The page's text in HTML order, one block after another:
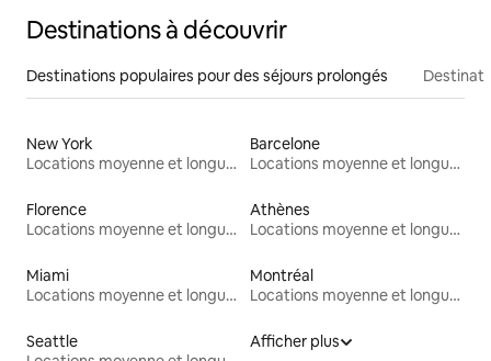
Destinations à découvrir
Destinations populaires pour des séjours prolongés
New York
Locations moyenne et longue durée
Barcelone
Locations moyenne et longue durée
Florence
Locations moyenne et longue durée
Athènes
Locations moyenne et longue durée
Miami
Locations moyenne et longue durée
Montréal
Locations moyenne et longue durée
Seattle
Afficher plus